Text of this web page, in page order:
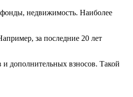
недвижимость. Наиболее
за последние 20 лет
и дополнительных взносов. Такой